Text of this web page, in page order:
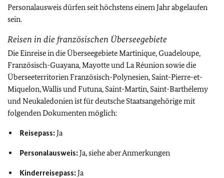
Personalausweis dürfen seit höchstens einem Jahr abgelaufen
sein.
Reisen in die französischen Überseegebiete
Die Einreise in die Überseegebiete Martinique, Guadeloupe,
Französisch-Guayana, Mayotte und La Réunion sowie die
Überseeterritorien Französisch-Polynesien, Saint-Pierre-et-
Miquelon, Wallis und Futuna, Saint-Martin, Saint-Barthélemy
und Neukaledonien ist für deutsche Staatsangehörige mit
folgenden Dokumenten möglich:
Reisepass:Ja
Personalausweis:Ja, siehe aber Anmerkungen
Kinderreisepass:Ja